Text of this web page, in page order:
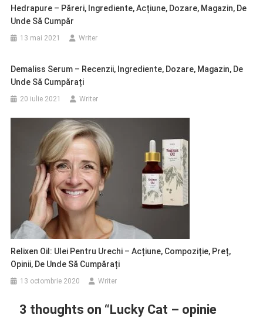
Hedrapure – Păreri, Ingrediente, Acțiune, Dozare, Magazin, De
Unde Să Cumpăr
13 mai 2021 Writer
Demaliss Serum – Recenzii, Ingrediente, Dozare, Magazin, De
Unde Să Cumpărați
20 iulie 2021 Writer
Relixen Oil: Ulei Pentru Urechi – Acțiune, Compoziție, Preț,
Opinii, De Unde Să Cumpărați
13 octombrie 2020 Writer
3 thoughts on “Lucky Cat – opinie